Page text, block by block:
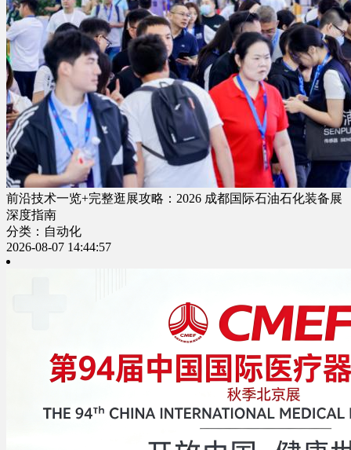
前沿技术一览+完整逛展攻略：2026 成都国际石油石化装备展
深度指南
分类：自动化
2026-08-07 14:44:57